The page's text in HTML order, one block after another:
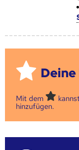
Mit dem
hinzufügen.